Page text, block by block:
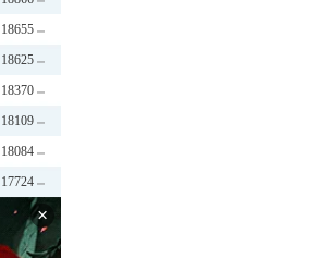
18655
18625
18370
18109
18084
17724
×